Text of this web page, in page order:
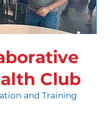
Club
and Training